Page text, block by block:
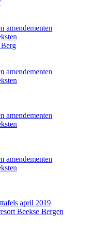
amendementen
amendementen
amendementen
amendementen
april 2019
Beekse Bergen